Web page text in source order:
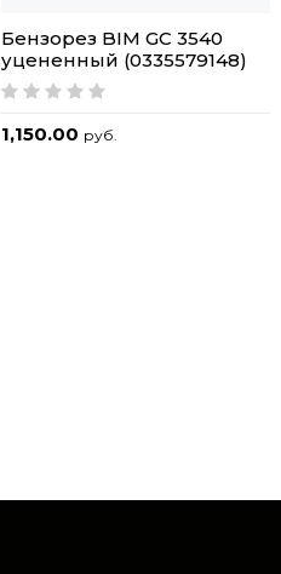
Бензорез BIM GC 3540
уцененный (0335579148)
1,150.00 руб.